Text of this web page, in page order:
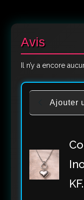
Avis
Il n’y a encore
Ajouter